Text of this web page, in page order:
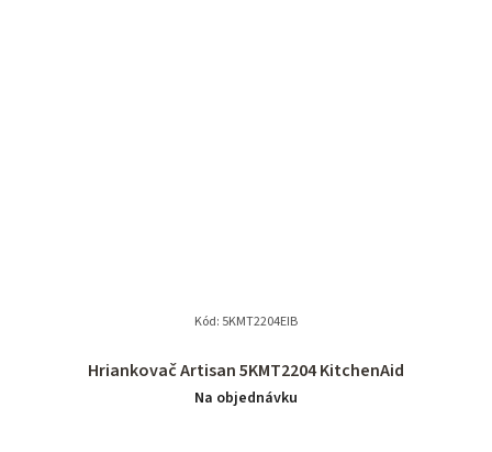
Hriankovač Artisan 5KMT2204 KitchenAid
Na objednávku
Kód: 5KMT2204EIB